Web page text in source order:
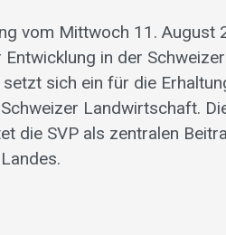
vom Mittwoch 11. August
in der
sich ein für die
Landwirtschaft.
die SVP als zentralen